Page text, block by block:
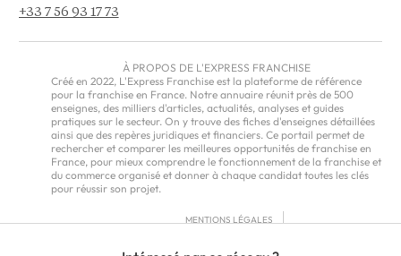
+33 7 56 93 17 73
À PROPOS DE L'EXPRESS FRANCHISE
Créé en 2022, L'Express Franchise est la plateforme de référence
pour la franchise en France. Notre annuaire réunit près de 500
enseignes, des milliers d'articles, actualités, analyses et guides
pratiques sur le secteur. On y trouve des fiches d'enseignes détaillées
ainsi que des repères juridiques et financiers. Ce portail permet de
rechercher et comparer les meilleures opportunités de franchise en
France, pour mieux comprendre le fonctionnement de la franchise et
du commerce organisé et donner à chaque candidat toutes les clés
pour réussir son projet.
MENTIONS LÉGALES